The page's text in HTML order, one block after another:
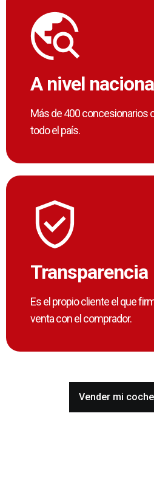
A nivel
Más de 400 concesionarios
todo el país.
Transparencia
Es el propio cliente el que
venta con el comprador.
Vender mi